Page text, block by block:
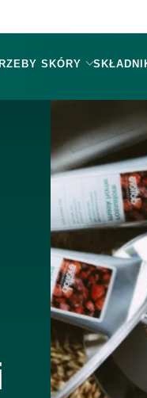
SKÓRY